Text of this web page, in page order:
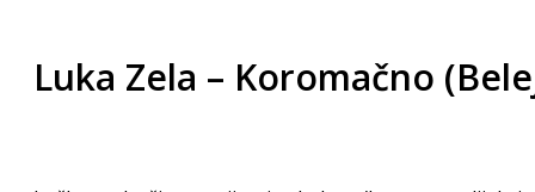
Luka Zela – Koromačno